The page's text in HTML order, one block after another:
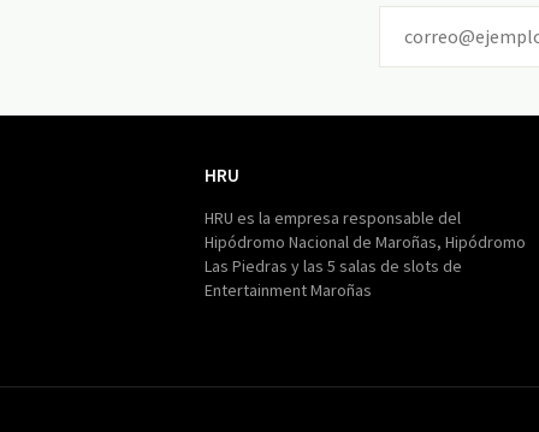
HRU
HRU es la empresa responsable del
Hipódromo Nacional de Maroñas, Hipódromo
Las Piedras y las 5 salas de slots de
Entertainment Maroñas